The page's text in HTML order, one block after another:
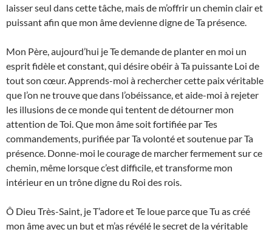
laisser seul dans cette tâche, mais de m’offrir un chemin clair et
puissant afin que mon âme devienne digne de Ta présence.
Mon Père, aujourd’hui je Te demande de planter en moi un
esprit fidèle et constant, qui désire obéir à Ta puissante Loi de
tout son cœur. Apprends-moi à rechercher cette paix véritable
que l’on ne trouve que dans l’obéissance, et aide-moi à rejeter
les illusions de ce monde qui tentent de détourner mon
attention de Toi. Que mon âme soit fortifiée par Tes
commandements, purifiée par Ta volonté et soutenue par Ta
présence. Donne-moi le courage de marcher fermement sur ce
chemin, même lorsque c’est difficile, et transforme mon
intérieur en un trône digne du Roi des rois.
Ô Dieu Très-Saint, je T’adore et Te loue parce que Tu as créé
mon âme avec un but et m’as révélé le secret de la véritable